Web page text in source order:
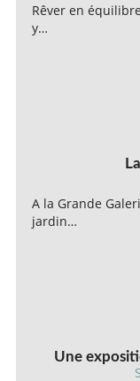
Rêver en
y…
A la Grande
jardin…
Une